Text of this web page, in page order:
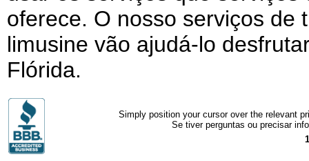
oferece. O nosso serviços de
limusine vão ajudá-lo
Flórida.
Simply position your cursor over the relevant
Se tiver perguntas ou precisar